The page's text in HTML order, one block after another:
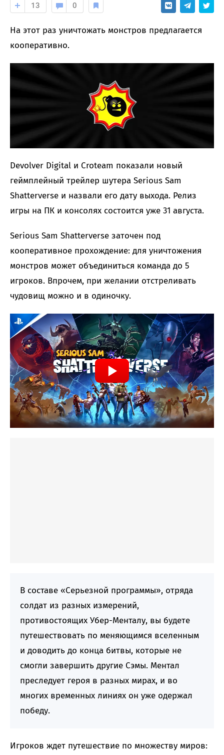
13 0
На этот раз уничтожать монстров предлагается
кооперативно.
Devolver Digital и Croteam показали новый
геймплейный трейлер шутера Serious Sam
Shatterverse и назвали его дату выхода. Релиз
игры на ПК и консолях состоится уже 31 августа.
Serious Sam Shatterverse заточен под
кооперативное прохождение: для уничтожения
монстров может объединиться команда до 5
игроков. Впрочем, при желании отстреливать
чудовищ можно и в одиночку.
В составе «Серьезной программы», отряда
солдат из разных измерений,
противостоящих Убер-Менталу, вы будете
путешествовать по меняющимся вселенным
и доводить до конца битвы, которые не
смогли завершить другие Сэмы. Ментал
преследует героя в разных мирах, и во
многих временных линиях он уже одержал
победу.
Игроков ждет путешествие по множеству миров: